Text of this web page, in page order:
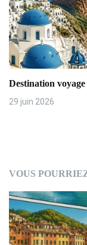
Destination
29 juin 2026
VOUS